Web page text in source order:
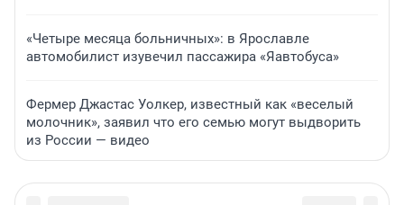
«Четыре месяца больничных»: в Ярославле
автомобилист изувечил пассажира «Яавтобуса»
Фермер Джастас Уолкер, известный как «веселый
молочник», заявил что его семью могут выдворить
из России — видео